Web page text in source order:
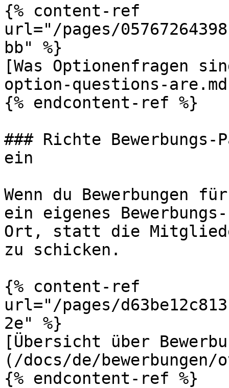
{% content-ref
url="/pages/
bb" %}
[Was Optionenfragen
option-questions-
{% endcontent-ref %}
### Richte Bewerbungs-
ein
Wenn du Bewerbungen
ein eigenes
Ort, statt die
zu schicken.
{% content-ref
url="/pages/
2e" %}
[Übersicht über
(/docs/de/bewerbungen/
{% endcontent-ref %}